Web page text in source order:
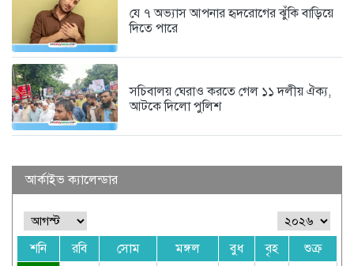
যে ৭ অভ্যাস আপনার হৃদরোগের ঝুঁকি বাড়িয়ে
দিতে পারে
সচিবালয় ঘেরাও করতে গেল ১১ দলীয় ঐক্য,
আটকে দিলো পুলিশ
আর্কাইভ ক্যালেন্ডার
শনি রবি সোম মঙ্গল বুধ বৃহ শুক্র